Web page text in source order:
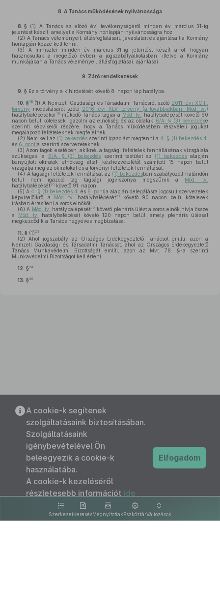
8. A Tanács működésének nyilvánossága
8. § (1)
A Tanács az előző évi tevékenységéről minden év március 31-ig
jelentést készít, amelyet a Kormány honlapján nyilvánosságra hoz.
(2) A Tanács véleményeit, állásfoglalásait, javaslatait és ajánlásait a Kormány
honlapján közzé kell lenni.
(3) A miniszter minden év március 31-ig jelentést készít arról, hogyan
hasznosultak a megelőző évben a jogszabályalkotásban, illetve a Kormány
munkájában a Tanács véleményei, állásfoglalásai, ajánlásai.
9. Záró rendelkezések
9. § Ez a törvény a kihirdetését követő 8. napon lép hatályba.
10. § 18 (1) A Nemzeti Gazdasági és Társadalmi Tanácsról szóló 2011. évi XCIII.
törvény módosításáról szóló 2016. évi XLV. törvény (a továbbiakban: Mód. tv.)
hatálybalépésekor19 működő Tanács tagjai a Mód. tv.
hatálybalépését követő 90
napon belül kötelesek igazolni az elnökség és az oldalak 6/A. § (3) bekezdése
szerinti képviselői részére, hogy a Tanács működésében részvételi jogukat
megalapozó feltételeknek megfelelnek.
(2) Nem kell az (1) bekezdés szerinti igazolást megtenni a 4. § (1) bekezdés 4.
és 6. pontja szerinti szervezeteknek.
(3) Azon tagok esetében, akiknél a tagsági feltételek fennállásának vizsgálata
szükséges, a
6/A. § (3) bekezdés szerinti testület az (1) bekezdésalapján
benyújtott okiratok elnökség általi kézhezvételétől számított 15 napon belül
vizsgálja meg az okiratokat és a törvényi feltételek fennállását.
(4) A tagsági feltételek fennállását az (1) bekezdésben szabályozott határidőn
belül nem igazoló tag tagsági jogviszonya megszűnik a Mód. tv.
hatálybalépését20 követő 91. napon.
(5) A 4. § (1) bekezdés 4. és 6. pontja alapján delegálásra jogosult szervezetek
képviselőikről a Mód. tv. hatálybalépését21
követő 90 napon belül kötelesek
írásban értesíteni a soros elnököt.
(6) A Mód. tv. hatálybalépését22 követő plenáris ülést a soros elnök hívja össze
a Mód. tv.
hatálybalépését követő 120 napon belül, amely plenáris üléssel
megkezdődik a Tanács négyéves megbízatása.
11. § (1) 23
(2) Ahol jogszabály az Országos Érdekegyeztető Tanácsot említi, azon a
Nemzeti Gazdasági és Társadalmi Tanácsot, ahol az Országos Érdekegyeztető
Tanács Munkavédelmi Bizottságát említi, azon az Mvt. 78. §-a szerinti
Munkavédelmi Bizottságot kell érteni.
12. §24
13. §25
SzerkezetKeresésMegnyitottakEszköztárVáltozások
A cookie-k segítenek
szolgáltatásaink biztosításában.
Szolgáltatásaink
igénybevételével Ön
beleegyezik a cookie-k
használatába.
A cookie-k kezeléséről
részletesebb információt ide
kattintva olvashat.
Elfogadom